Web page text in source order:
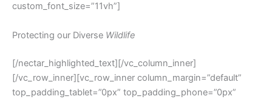
custom_font_size=”11vh”]
Protecting our Diverse Wildlife
[/nectar_highlighted_text][/vc_column_inner]
[/vc_row_inner][vc_row_inner column_margin=”default”
top_padding_tablet=”0px” top_padding_phone=”0px”